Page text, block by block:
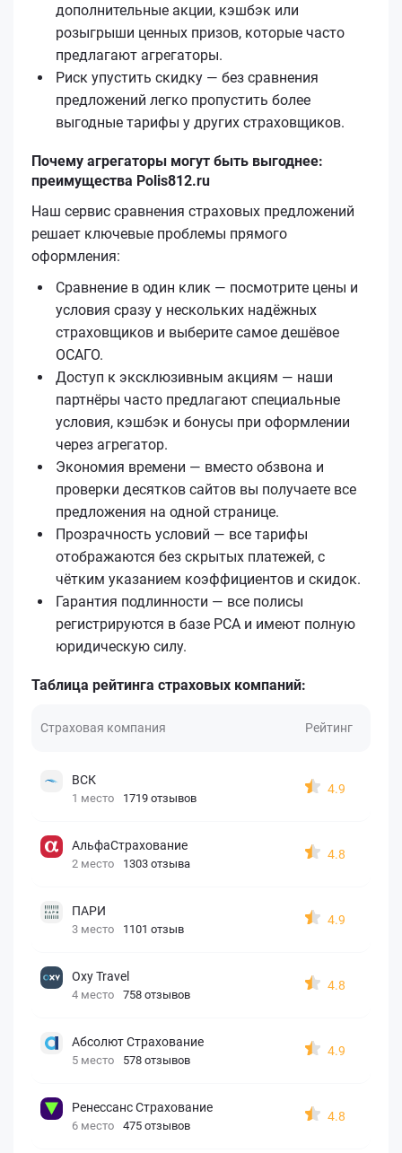
дополнительные акции, кэшбэк или
розыгрыши ценных призов, которые часто
предлагают агрегаторы.
Риск упустить скидку — без сравнения
предложений легко пропустить более
выгодные тарифы у других страховщиков.
Почему агрегаторы могут быть выгоднее:
преимущества Polis812.ru
Наш сервис сравнения страховых предложений
решает ключевые проблемы прямого
оформления:
Сравнение в один клик — посмотрите цены и
условия сразу у нескольких надёжных
страховщиков и выберите самое дешёвое
ОСАГО.
Доступ к эксклюзивным акциям — наши
партнёры часто предлагают специальные
условия, кэшбэк и бонусы при оформлении
через агрегатор.
Экономия времени — вместо обзвона и
проверки десятков сайтов вы получаете все
предложения на одной странице.
Прозрачность условий — все тарифы
отображаются без скрытых платежей, с
чётким указанием коэффициентов и скидок.
Гарантия подлинности — все полисы
регистрируются в базе РСА и имеют полную
юридическую силу.
Таблица рейтинга страховых компаний:
Страховая компания Рейтинг
ВСК
1 место 1719 отзывов
4.9
АльфаСтрахование
2 место 1303 отзыва
4.8
ПАРИ
3 место 1101 отзыв
4.9
Oxy Travel
4 место 758 отзывов
4.8
Абсолют Страхование
5 место 578 отзывов
4.9
Ренессанс Страхование
6 место 475 отзывов
4.8